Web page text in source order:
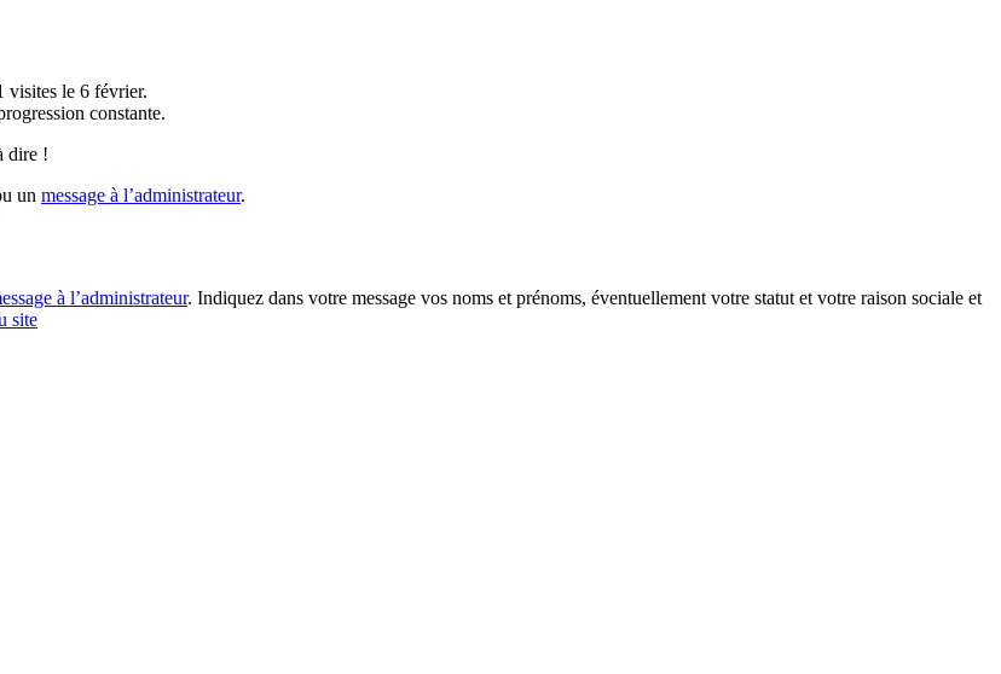
visites le 6 février.
constante.
dire !
un message à l’administrateur.
à l’administrateur. Indiquez dans votre message vos noms et prénoms, éventuellement votre statut et votre raison sociale et
site